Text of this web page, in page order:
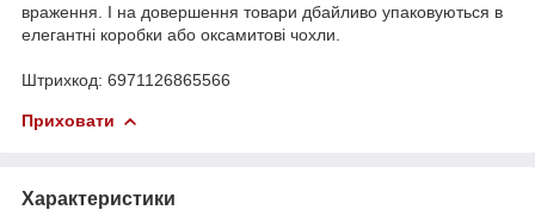
враження. І на довершення товари дбайливо упаковуються в
елегантні коробки або оксамитові чохли.
Штрихкод: 6971126865566
Приховати
Характеристики